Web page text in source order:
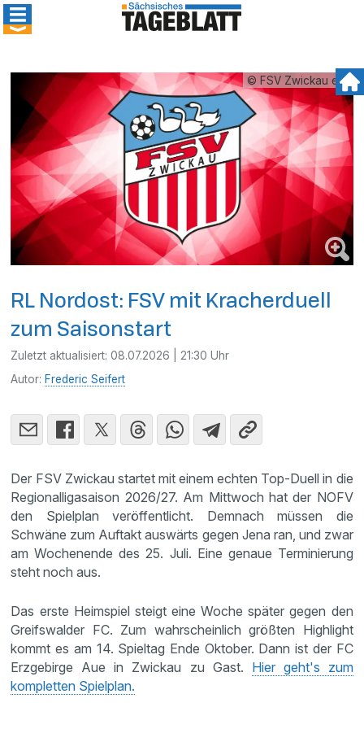
© FSV Zwickau e.V.
RL Nordost: FSV mit Kracherduell
zum Saisonstart
Zuletzt aktualisiert:08.07.2026 | 21:30 Uhr
Autor: Frederic Seifert
Der FSV Zwickau startet mit einem echten Top-Duell in die
Regionalligasaison 2026/27. Am Mittwoch hat der NOFV
den Spielplan veröffentlicht. Demnach müssen die
Schwäne zum Auftakt auswärts gegen Jena ran, und zwar
am Wochenende des 25. Juli. Eine genaue Terminierung
steht noch aus.
Das erste Heimspiel steigt eine Woche später gegen den
Greifswalder FC. Zum wahrscheinlich größten Highlight
kommt es am 14. Spieltag Ende Oktober. Dann ist der FC
Erzgebirge Aue in Zwickau zu Gast. Hier geht's zum
kompletten Spielplan.